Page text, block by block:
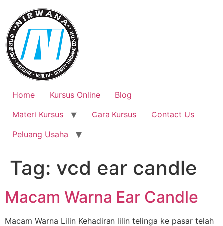
content
Home Kursus Online
Blog
Materi Kursus
Cara Kursus
Contact Us
Peluang Usaha
Tag: vcd ear candle
Macam Warna Ear Candle
Macam Warna Lilin Kehadiran lilin telinga ke pasar telah